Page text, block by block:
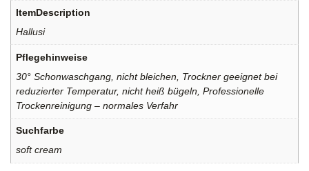
ItemDescription
Hallusi
Pflegehinweise
30° Schonwaschgang, nicht bleichen, Trockner geeignet bei
reduzierter Temperatur, nicht heiß bügeln, Professionelle
Trockenreinigung – normales Verfahr
Suchfarbe
soft cream